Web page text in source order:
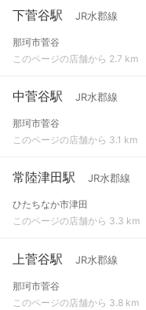
下菅谷駅 JR水郡線
那珂市菅谷
このページの店舗から 2.7 km
中菅谷駅 JR水郡線
那珂市菅谷
このページの店舗から 3.1 km
常陸津田駅 JR水郡線
ひたちなか市津田
このページの店舗から 3.3 km
上菅谷駅 JR水郡線
那珂市菅谷
このページの店舗から 3.8 km